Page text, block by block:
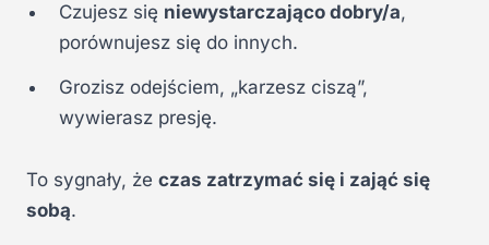
Czujesz się niewystarczająco dobry/a,
porównujesz się do innych.
Grozisz odejściem, „karzesz ciszą”,
wywierasz presję.
To sygnały, że czas zatrzymać się i zająć się
sobą.